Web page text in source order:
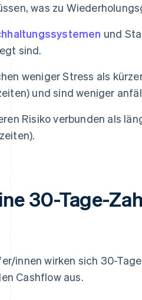
was zu
und
sind.
weniger Stress als
und sind weniger
Risiko verbunden als
30-Tage-
innen wirken sich 30-
Cashflow aus.